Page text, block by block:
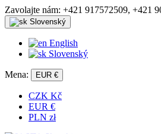
Zavolajte nám: +421 917572509, +421
Slovenský
English
Slovenský
Mena: EUR €
CZK Kč
EUR €
PLN zł